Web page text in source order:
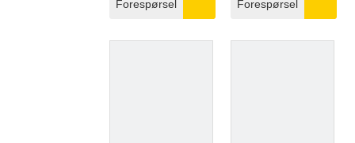
Forespørsel Forespørsel